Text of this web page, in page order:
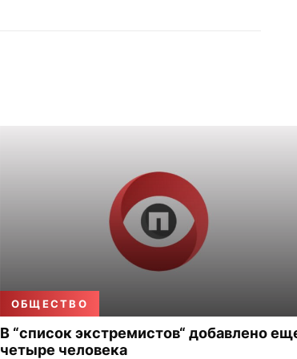
ОБЩЕСТВО
В “список экстремистов“ добавлено
четыре человека